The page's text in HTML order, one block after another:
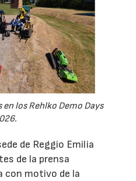
los Rehlko Demo Days
de Reggio Emilia
de la prensa
con motivo de la